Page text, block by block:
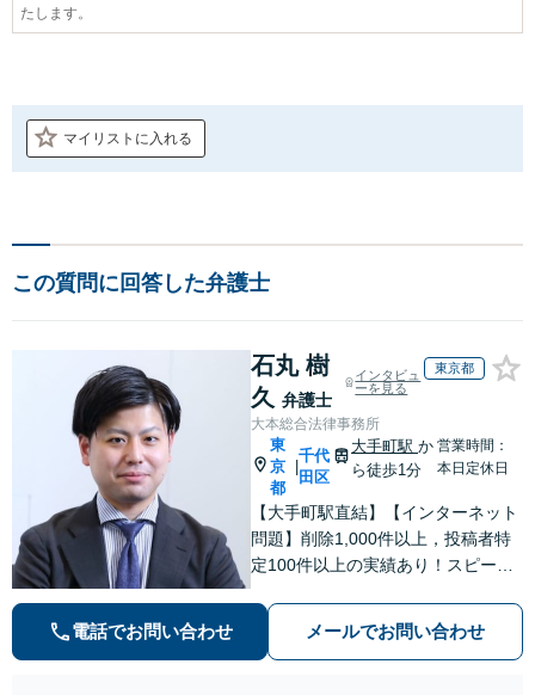
たします。
マイリストに入れる
この質問に回答した弁護士
石丸 樹
久 弁護士
インタビュ
ーを見る
東京都
大本総合法律事務所
東
京
都
千代
田区
大手町駅か
ら徒歩1分
営業時間：
本日定休日
【大手町駅直結】【インターネット
問題】削除1,000件以上，投稿者特
定100件以上の実績あり！スピーデ
打切り延長交渉・慰謝料の増額なら
お任せを。【借金・債務整理】状況
電話でお問い合わせ メールでお問い合わせ